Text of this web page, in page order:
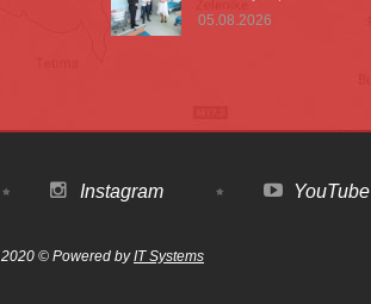
05.08.2026
Instagram YouTube
2020 © Powered byIT Systems